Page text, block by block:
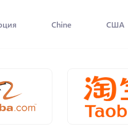
Chine США